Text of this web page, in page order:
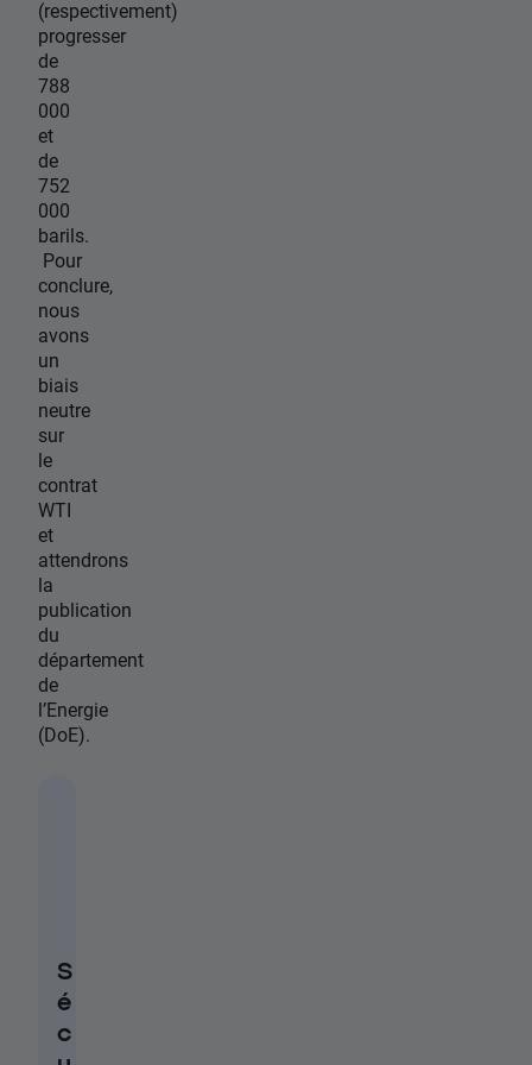
(respectivement)
progresser
de
788
000
et
de
752
000
barils.
Pour
conclure,
nous
avons
un
biais
neutre
sur
le
contrat
WTI
et
attendrons
la
publication
du
département
de
l’Energie
(DoE).
S
é
c